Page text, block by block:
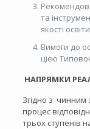
та
якості
Вимоги до
цією
НАПРЯМКИ
Згідно з чинним
процес
трьох ступенів